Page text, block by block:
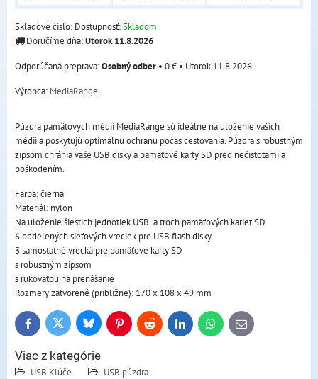
Skladové číslo: Dostupnosť:Skladom
Doručíme dňa:Utorok11.8.2026
Osobný odber • 0 € • Utorok 11.8.2026
Výrobca: MediaRange
Púzdra pamäťových médií MediaRange sú ideálne na uloženie vašich
médií a poskytujú optimálnu ochranu počas cestovania. Púzdra s robustným
zipsom chránia vaše USB disky a pamäťové karty SD pred nečistotami a
poškodením.
Farba: čierna
Materiál: nylon
Na uloženie šiestich jednotiek USB a troch pamäťových kariet SD
6 oddelených sieťových vreciek pre USB flash disky
3 samostatné vrecká pre pamäťové karty SD
s robustným zipsom
s rukoväťou na prenášanie
Rozmery zatvorené (približne): 170 x 108 x 49 mm
FacebookTwitter BlueskyPinterestReddit LinkedInWhatsApp
E-
mail
Viac z kategórie
USB Kľúče USB púzdra